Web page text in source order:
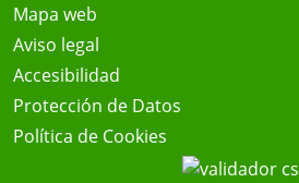
Mapa web
Aviso legal
Accesibilidad
Protección de Datos
Política de Cookies